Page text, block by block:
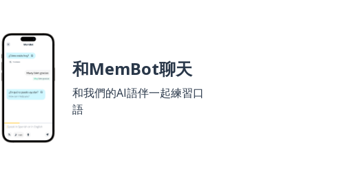
和MemBot聊天
和我們的AI語伴一起練習口
語